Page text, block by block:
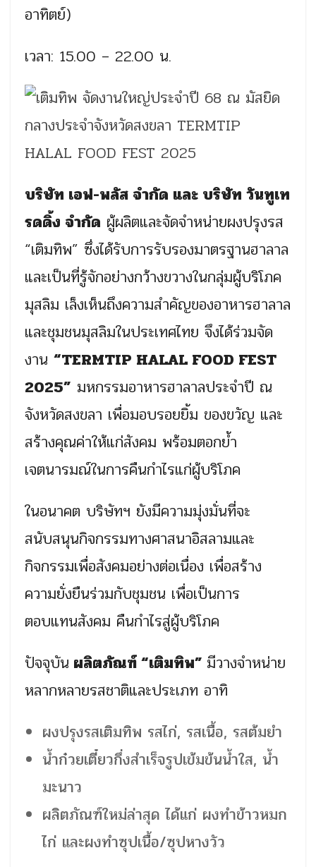
อาทิตย์)
เวลา: 15.00 – 22.00 น.
บริษัท เอฟ-พลัส จำกัด และ บริษัท วันทูเท
รดดิ้ง จำกัด ผู้ผลิตและจัดจำหน่ายผงปรุงรส
“เติมทิพ” ซึ่งได้รับการรับรองมาตรฐานฮาลาล
และเป็นที่รู้จักอย่างกว้างขวางในกลุ่มผู้บริโภค
มุสลิม เล็งเห็นถึงความสำคัญของอาหารฮาลาล
และชุมชนมุสลิมในประเทศไทย จึงได้ร่วมจัด
งาน “TERMTIP HALAL FOOD FEST
2025” มหกรรมอาหารฮาลาลประจำปี ณ
จังหวัดสงขลา เพื่อมอบรอยยิ้ม ของขวัญ และ
สร้างคุณค่าให้แก่สังคม พร้อมตอกย้ำ
เจตนารมณ์ในการคืนกำไรแก่ผู้บริโภค
ในอนาคต บริษัทฯ ยังมีความมุ่งมั่นที่จะ
สนับสนุนกิจกรรมทางศาสนาอิสลามและ
กิจกรรมเพื่อสังคมอย่างต่อเนื่อง เพื่อสร้าง
ความยั่งยืนร่วมกับชุมชน เพื่อเป็นการ
ตอบแทนสังคม คืนกำไรสู่ผู้บริโภค
ปัจจุบัน ผลิตภัณฑ์ “เติมทิพ” มีวางจำหน่าย
หลากหลายรสชาติและประเภท อาทิ
ผงปรุงรสเติมทิพ รสไก่, รสเนื้อ, รสต้มยำ
น้ำก๋วยเตี๋ยวกึ่งสำเร็จรูปเข้มข้นน้ำใส, น้ำ
มะนาว
ผลิตภัณฑ์ใหม่ล่าสุด ได้แก่ ผงทำข้าวหมก
ไก่ และผงทำซุปเนื้อ/ซุปหางวัว